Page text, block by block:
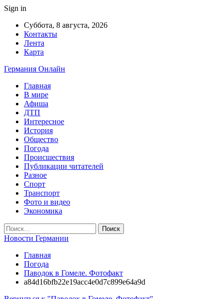
Sign in
Суббота, 8 августа, 2026
Контакты
Лента
Карта
Германия Онлайн
Главная
В мире
Афиша
ДТП
Интересное
История
Общество
Погода
Происшествия
Публикации читателей
Разное
Спорт
Транспорт
Фото и видео
Экономика
Новости Германии
Главная
Погода
Паводок в Гомеле. Фотофакт
a84d16bfb22e19acc4e0d7c899e64a9d